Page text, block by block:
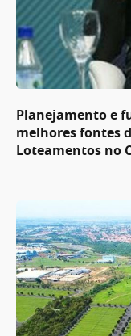
Planejamento e
melhores fontes
Loteamentos no